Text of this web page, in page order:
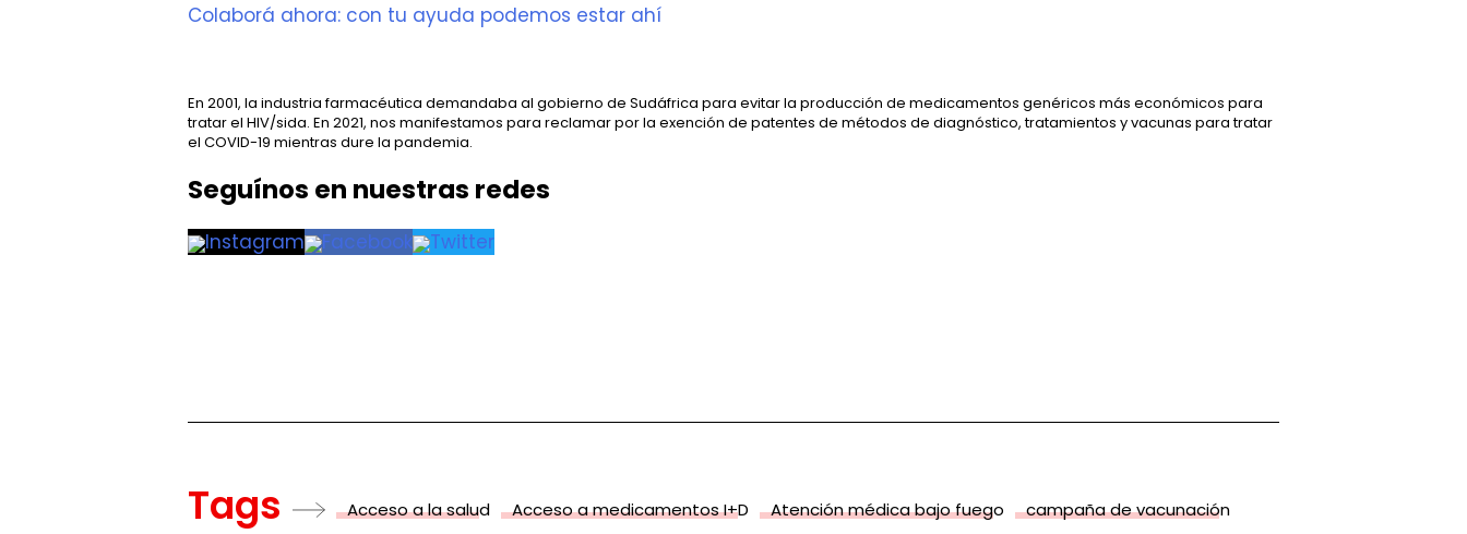
Colaborá ahora: con tu ayuda podemos estar ahí
En 2001, la industria farmacéutica demandaba al gobierno de Sudáfrica para evitar la producción de medicamentos genéricos más económicos para
tratar el HIV/sida. En 2021, nos manifestamos para reclamar por la exención de patentes de métodos de diagnóstico, tratamientos y vacunas para tratar
el COVID-19 mientras dure la pandemia.
Seguínos en nuestras redes
Instagram Facebook Twitter
Tags Acceso a la salud Acceso a medicamentos I+D Atención médica bajo fuego
campaña de vacunación